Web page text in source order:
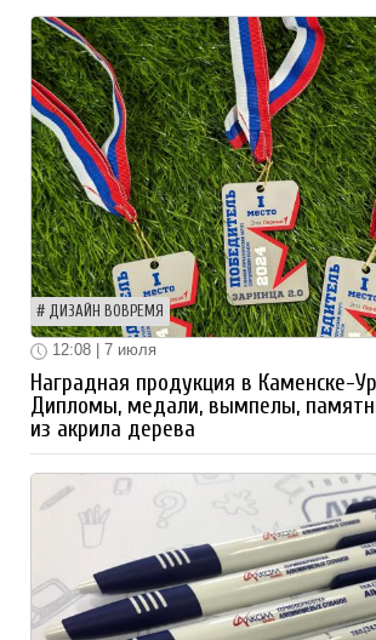
ДИЗАЙН ВОВРЕМЯ
12:08 | 7 июля
Наградная продукция в Каменске-
Дипломы, медали, вымпелы,
из акрила дерева